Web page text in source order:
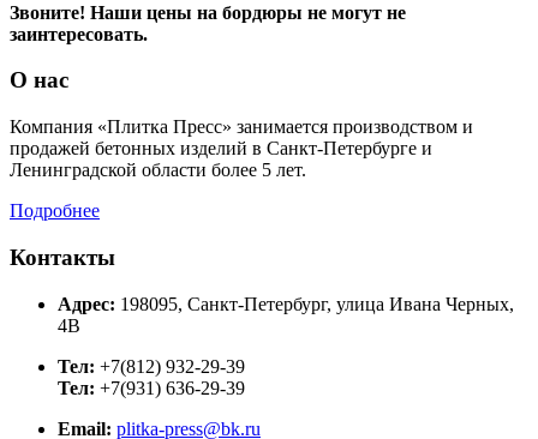
Звоните! Наши цены на бордюры не могут не
заинтересовать.
О нас
Компания «Плитка Пресс» занимается производством и
продажей бетонных изделий в Санкт-Петербурге и
Ленинградской области более 5 лет.
Подробнее
Контакты
Адрес: 198095, Санкт-Петербург, улица Ивана Черных,
4В
Тел: +7(812) 932-29-39
Тел: +7(931) 636-29-39
Email: plitka-press@bk.ru